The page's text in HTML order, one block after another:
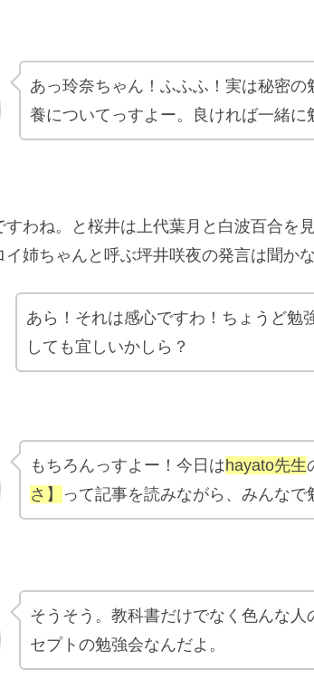
あっ玲奈ちゃん！ふふふ！実は秘密
養についてっすよー。良ければ一緒に
すわね。と桜井は上代葉月と白波百合を
イ姉ちゃんと呼ぶ坪井咲夜の発言は聞か
あら！それは感心ですわ！ちょうど勉
しても宜しいかしら？
もちろんっすよー！今日はhayato先生
さ】 って記事を読みながら、みんなで
そうそう。教科書だけでなく色んな
セプトの勉強会なんだよ。